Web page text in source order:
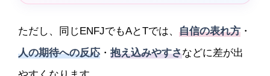
ただし、同じENFJでもAとTでは、 自信の表れ方 ・
人の期待への反応・ 抱え込みやすさなどに差が出